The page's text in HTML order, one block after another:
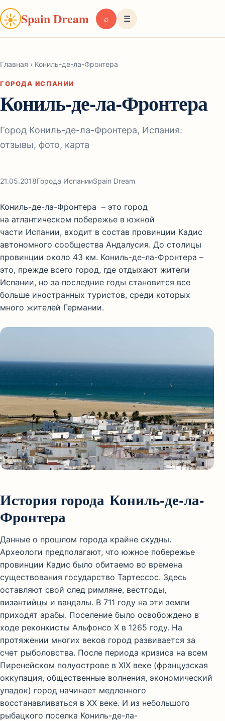
☀Spain Dream ⌕ ☰
Главная › Кониль-де-ла-Фронтера
ГОРОДА ИСПАНИИ
Кониль-де-ла-Фронтера
Город Кониль-де-ла-Фронтера, Испания:
отзывы, фото, карта
21.05.2018Города ИспанииSpain Dream
Кониль-де-ла-Фронтера – это город
на атлантическом побережье в южной
части Испании, входит в состав провинции Кадис
автономного сообщества Андалусия. До столицы
провинции около 43 км. Кониль-де-ла-Фронтера –
это, прежде всего город, где отдыхают жители
Испании, но за последние годы становится все
больше иностранных туристов, среди которых
много жителей Германии.
История города Кониль-де-ла-
Фронтера
Данные о прошлом города крайне скудны.
Археологи предполагают, что южное побережье
провинции Кадис было обитаемо во времена
существования государство Тартессос. Здесь
оставляют свой след римляне, вестгоды,
византийцы и вандалы. В 711 году на эти земли
приходят арабы. Поселение было освобождено в
ходе реконкисты Альфонсо X в 1265 году. На
протяжении многих веков город развивается за
счет рыболовства. После периода кризиса на всем
Пиренейском полуострове в XIX веке (французская
оккупация, общественные волнения, экономический
упадок) город начинает медленного
восстанавливаться в XX веке. И из небольшого
рыбацкого поселка Кониль-де-ла-